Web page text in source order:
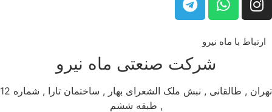
ارتباط با ماه نیرو
شرکت صنعتی ماه نیرو
تهران , طالقانی , نبش ملک الشعرای بهار , ساختمان تارا , شماره 12
, طبقه ششم